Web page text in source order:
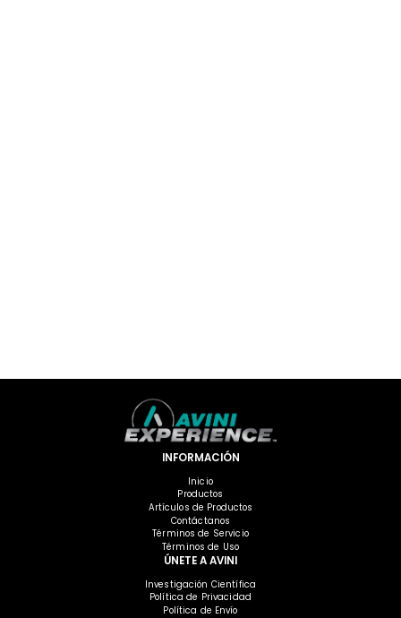
INFORMACIÓN
Inicio
Productos
Artículos de Productos
Contáctanos
Términos de Servicio
Términos de Uso
ÚNETE A AVINI
Investigación Científica
Política de Privacidad
Política de Envío